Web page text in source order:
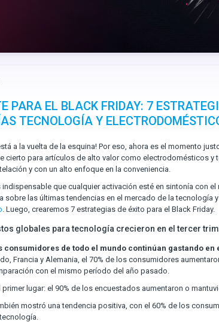
PARA EL BLACK FRIDAY: 7
TECNOLOGÍA Y
a la vuelta de la esquina! Por eso, ahora es el momento
cierto para artículos de alto valor como electrodomésticos y
y con un alto enfoque en la conveniencia.
indispensable que cualquier activación esté en sintonía con
sobre las últimas tendencias en el mercado de la tecnología
. Luego, crearemos 7 estrategias de éxito para el Black Friday.
globales para tecnología crecieron en el tercer
consumidores de todo el mundo continúan gastando
Francia y Alemania, el 70% de los consumidores
con el mismo período del año pasado.
primer lugar: el 90% de los encuestados aumentaron o
mostró una tendencia positiva, con el 60% de los